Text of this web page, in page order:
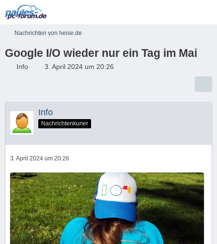
Nachrichten von heise.de
Google I/O wieder nur ein Tag im Mai
Info 3. April 2024 um 20:26
Info
Nachrichtenkurier
3. April 2024 um 20:26